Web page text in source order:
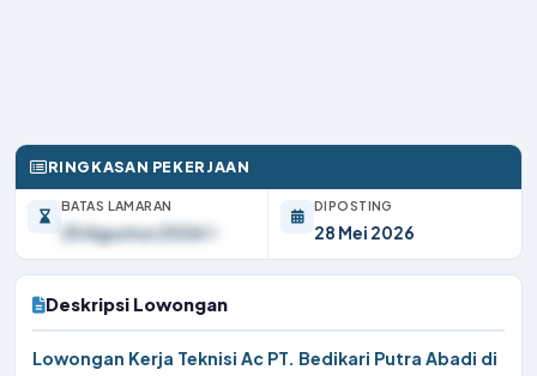
RINGKASAN PEKERJAAN
BATAS LAMARAN
25 Agustus 2026
DIPOSTING
28 Mei 2026
Deskripsi Lowongan
Lowongan Kerja Teknisi Ac PT. Bedikari Putra Abadi di